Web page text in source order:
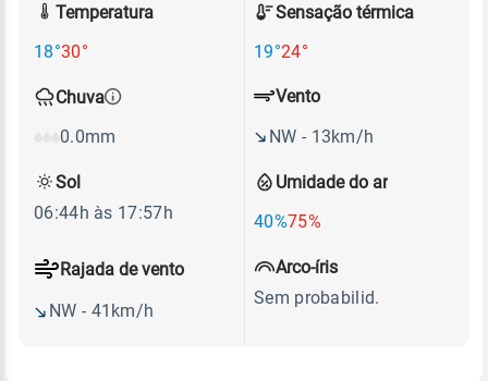
Temperatura
18°30°
Sensação térmica
19°24°
Chuva
0.0mm
Umidade do ar
40%75%
Vento
NW - 13km/h
Rajada de vento
NW - 41km/h
Sol
06:44h às 17:57h
Arco-íris
Sem probabilid.